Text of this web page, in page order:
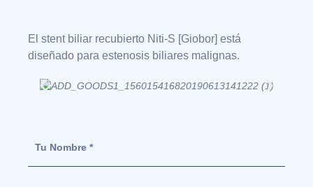
El stent biliar recubierto Niti-S [Giobor] está
diseñado para estenosis biliares malignas.